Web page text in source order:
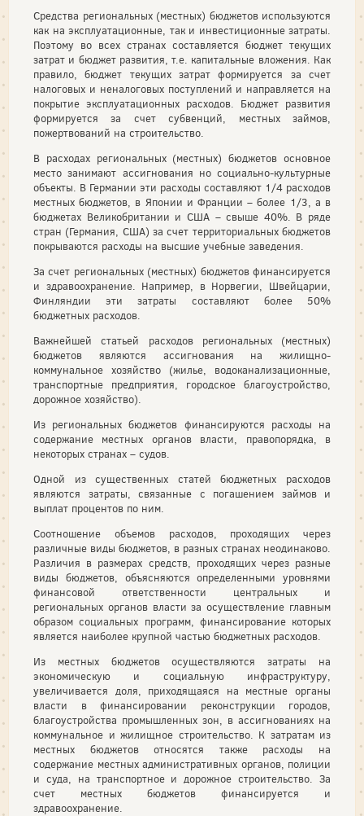
Средства региональных (местных) бюджетов используются
как на эксплуатационные, так и инвестиционные затраты.
Поэтому во всех странах составляется бюджет текущих
затрат и бюджет развития, т.е. капитальные вложения. Как
правило, бюджет текущих затрат формируется за счет
налоговых и неналоговых поступлений и направляется на
покрытие эксплуатационных расходов. Бюджет развития
формируется за счет субвенций, местных займов,
пожертвований на строительство.
В расходах региональных (местных) бюджетов основное
место занимают ассигнования но социально-культурные
объекты. В Германии эти расходы составляют 1/4 расходов
местных бюджетов, в Японии и Франции – более 1/3, а в
бюджетах Великобритании и США – свыше 40%. В ряде
стран (Германия, США) за счет территориальных бюджетов
покрываются расходы на высшие учебные заведения.
За счет региональных (местных) бюджетов финансируется
и здравоохранение. Например, в Норвегии, Швейцарии,
Финляндии эти затраты составляют более 50%
бюджетных расходов.
Важнейшей статьей расходов региональных (местных)
бюджетов являются ассигнования на жилищно-
коммунальное хозяйство (жилье, водоканализационные,
транспортные предприятия, городское благоустройство,
дорожное хозяйство).
Из региональных бюджетов финансируются расходы на
содержание местных органов власти, правопорядка, в
некоторых странах – судов.
Одной из существенных статей бюджетных расходов
являются затраты, связанные с погашением займов и
выплат процентов по ним.
Соотношение объемов расходов, проходящих через
различные виды бюджетов, в разных странах неодинаково.
Различия в размерах средств, проходящих через разные
виды бюджетов, объясняются определенными уровнями
финансовой ответственности центральных и
региональных органов власти за осуществление главным
образом социальных программ, финансирование которых
является наиболее крупной частью бюджетных расходов.
Из местных бюджетов осуществляются затраты на
экономическую и социальную инфраструктуру,
увеличивается доля, приходящаяся на местные органы
власти в финансировании реконструкции городов,
благоустройства промышленных зон, в ассигнованиях на
коммунальное и жилищное строительство. К затратам из
местных бюджетов относятся также расходы на
содержание местных административных органов, полиции
и суда, на транспортное и дорожное строительство. За
счет местных бюджетов финансируется и
здравоохранение.